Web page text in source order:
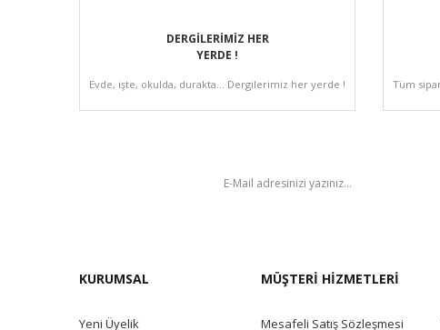
DERGİLERİMİZ HER
YERDE !
Evde, işte, okulda, durakta... Dergilerimiz her yerde ! Tüm
KURUMSAL
Yeni Üyelik
MÜŞTERİ HİZMETLERİ
Mesafeli Satış Sözleşmesi